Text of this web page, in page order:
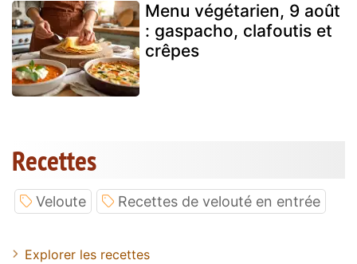
Menu végétarien, 9 août
: gaspacho, clafoutis et
crêpes
Recettes
Veloute Recettes de velouté en entrée
Explorer les recettes